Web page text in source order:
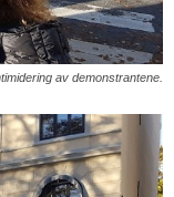
av demonstrantene.